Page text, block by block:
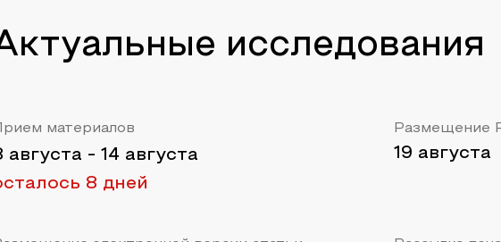
исследования
материалов
августа - 14 августа
8 дней
Размещение
19 августа